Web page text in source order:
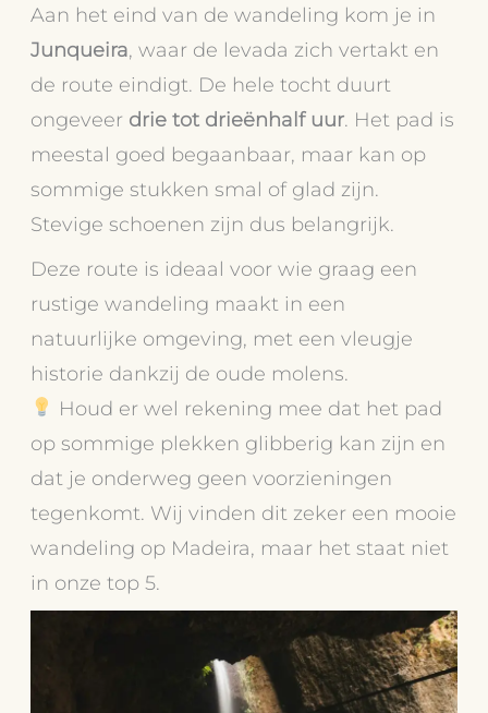
Aan het eind van de wandeling kom je in
Junqueira, waar de levada zich vertakt en
de route eindigt. De hele tocht duurt
ongeveer drie tot drieënhalf uur. Het pad is
meestal goed begaanbaar, maar kan op
sommige stukken smal of glad zijn.
Stevige schoenen zijn dus belangrijk.
Deze route is ideaal voor wie graag een
rustige wandeling maakt in een
natuurlijke omgeving, met een vleugje
historie dankzij de oude molens.
Houd er wel rekening mee dat het pad
op sommige plekken glibberig kan zijn en
dat je onderweg geen voorzieningen
tegenkomt. Wij vinden dit zeker een mooie
wandeling op Madeira, maar het staat niet
in onze top 5.